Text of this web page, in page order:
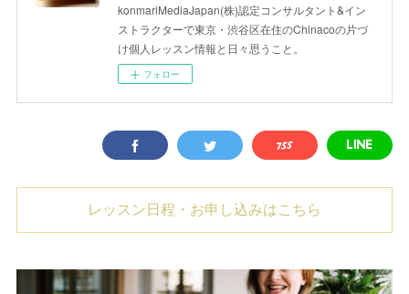
konmariMediaJapan(株)認定コンサルタント&イン
ストラクターで東京・渋谷区在住のChinacoの片づ
け個人レッスン情報と日々思うこと。
フォロー
レッスン日程・お申し込みはこちら